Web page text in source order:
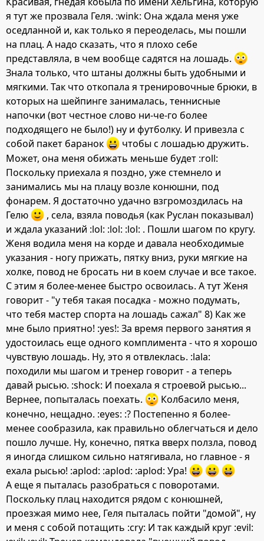
я тут же прозвала Геля. :wink: Она ждала меня уже
оседланной и, как только я переоделась, мы пошли
на плац. А надо сказать, что я плохо себе
представляла, в чем вообще садятся на лошадь.
Знала только, что штаны должны быть удобными и
мягкими. Так что откопала я тренировочные брюки, в
которых на шейпинге занималась, теннисные
напочки (вот честное слово ни-че-го более
подходящего не было!) ну и футболку. И привезла с
собой пакет баранок
чтобы с лошадью дружить.
Может, она меня обижать меньше будет :roll:
Поскольку приехала я поздно, уже стемнело и
занимались мы на плацу возле конюшни, под
фонарем. Я достаточно удачно взгромоздилась на
Гелю
, села, взяла поводья (как Руслан показывал)
и ждала указаний :lol: :lol: :lol: . Пошли шагом по кругу.
Женя водила меня на корде и давала необходимые
указания - ногу прижать, пятку вниз, руки мягкие на
холке, повод не бросать ни в коем случае и все такое.
С этим я более-менее быстро освоилась. А тут Женя
говорит - "у тебя такая посадка - можно подумать,
что тебя мастер спорта на лошадь сажал" 8) Как же
мне было приятно! :yes!: За время первого занятия я
удостоилась еще одного комплимента - что я хорошо
чувствую лошадь. Ну, это я отвлеклась. :lala:
походили мы шагом и тренер говорит - а теперь
давай рысью. :shock: И поехала я строевой рысью...
Вернее, попыталась поехать.
Колбасило меня,
конечно, нещадно. :eyes: :? Постепенно я более-
менее сообразила, как правильно облегчаться и дело
пошло лучше. Ну, конечно, пятка вверх ползла, повод
я иногда слишком сильно натягивала, но главное - я
ехала рысью! :aplod: :aplod: :aplod: Ура!
А еще я пыталась разобраться с поворотами.
Поскольку плац находится рядом с конюшней,
проезжая мимо нее, Геля пыталась пойти "домой", ну
и меня с собой потащить :cry: И так каждый круг :evil: